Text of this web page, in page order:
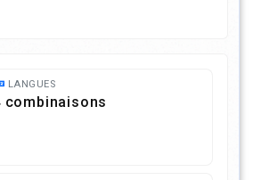
LANGUES
combinaisons